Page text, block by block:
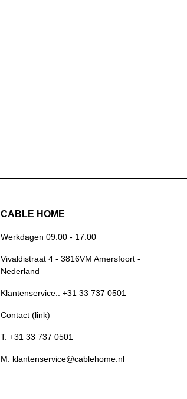
CABLE HOME
Werkdagen 09:00 - 17:00
Vivaldistraat 4 - 3816VM Amersfoort -
Nederland
Klantenservice:: +31 33 737 0501
Contact (link)
T: +31 33 737 0501
M: klantenservice@cablehome.nl